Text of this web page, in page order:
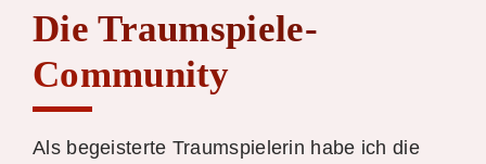
Die Traumspiele-
Community
Als begeisterte Traumspielerin habe ich die